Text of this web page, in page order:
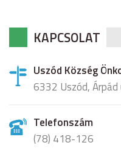
KAPCSOLAT
Uszód Község
6332 Uszód, Árpád
Telefonszám
(78) 418-126